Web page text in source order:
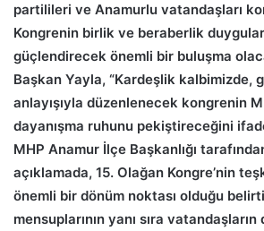
partilileri ve Anamurlu vatandaşları
Kongrenin birlik ve beraberlik
güçlendirecek önemli bir buluşma
Başkan Yayla, “Kardeşlik kalbimizde,
anlayışıyla düzenlenecek kongrenin
dayanışma ruhunu pekiştireceğini
MHP Anamur İlçe Başkanlığı
açıklamada, 15. Olağan Kongre’nin
önemli bir dönüm noktası olduğu
mensuplarının yanı sıra